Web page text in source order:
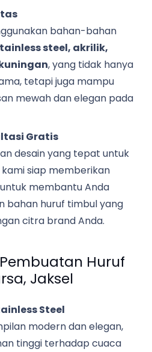
bahan-bahan
steel, akrilik,
, yang tidak hanya
tetapi juga mampu
mewah dan elegan pada
Gratis
desain yang tepat untuk
kami siap memberikan
membantu Anda
bahan huruf timbul yang
citra brand Anda.
Huruf
Jaksel
Steel
modern dan elegan,
tinggi terhadap cuaca